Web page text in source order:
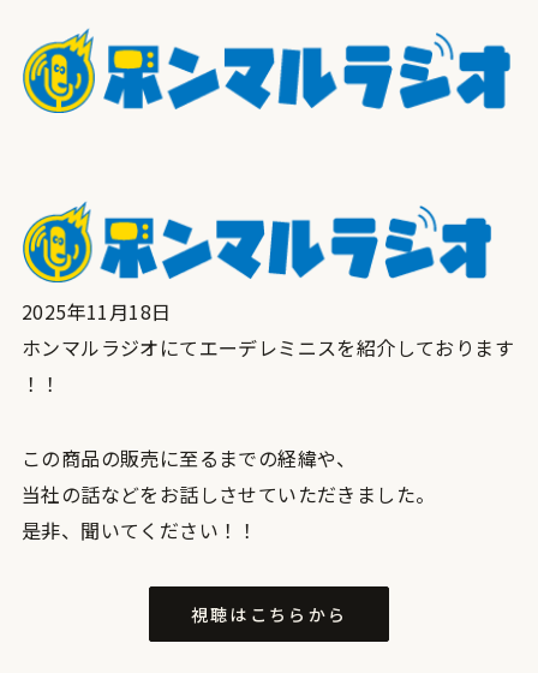
2025年11月18日
ホンマルラジオにてエーデレミニスを紹介しております
！！
この商品の販売に至るまでの経緯や、
当社の話などをお話しさせていただきました。
是非、聞いてください！！
視聴はこちらから